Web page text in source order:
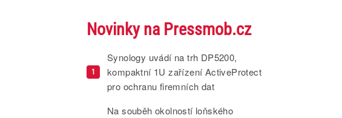
Novinky na Pressmob.cz
1
Synology uvádí na trh DP5200,
kompaktní 1U zařízení ActiveProtect
pro ochranu firemních dat
Na souběh okolností loňského